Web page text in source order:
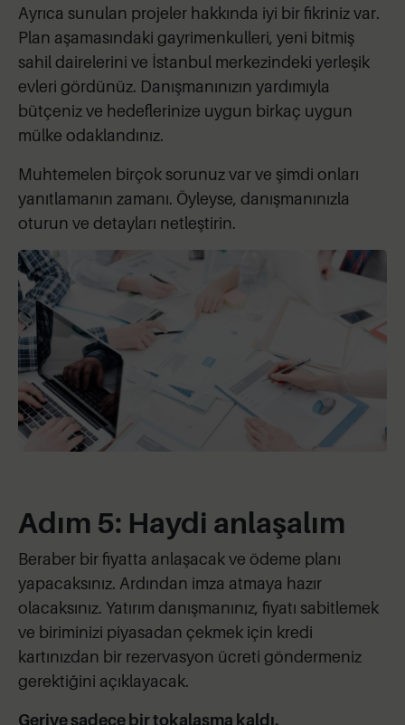
Ayrıca sunulan projeler hakkında iyi bir fikriniz var.
Plan aşamasındaki gayrimenkulleri, yeni bitmiş
sahil dairelerini ve İstanbul merkezindeki yerleşik
evleri gördünüz. Danışmanınızın yardımıyla
bütçeniz ve hedeflerinize uygun birkaç uygun
mülke odaklandınız.
Muhtemelen birçok sorunuz var ve şimdi onları
yanıtlamanın zamanı. Öyleyse, danışmanınızla
oturun ve detayları netleştirin.
Adım 5: Haydi anlaşalım
Beraber bir fiyatta anlaşacak ve ödeme planı
yapacaksınız. Ardından imza atmaya hazır
olacaksınız. Yatırım danışmanınız, fiyatı sabitlemek
ve biriminizi piyasadan çekmek için kredi
kartınızdan bir rezervasyon ücreti göndermeniz
gerektiğini açıklayacak.
Geriye sadece bir tokalaşma kaldı.